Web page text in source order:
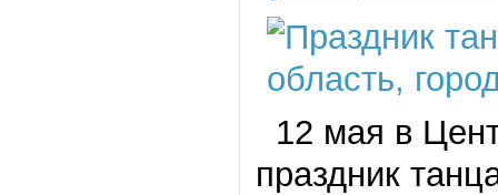
12 мая в
праздник